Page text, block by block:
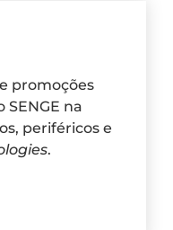
promoções
SENGE na
periféricos e
.